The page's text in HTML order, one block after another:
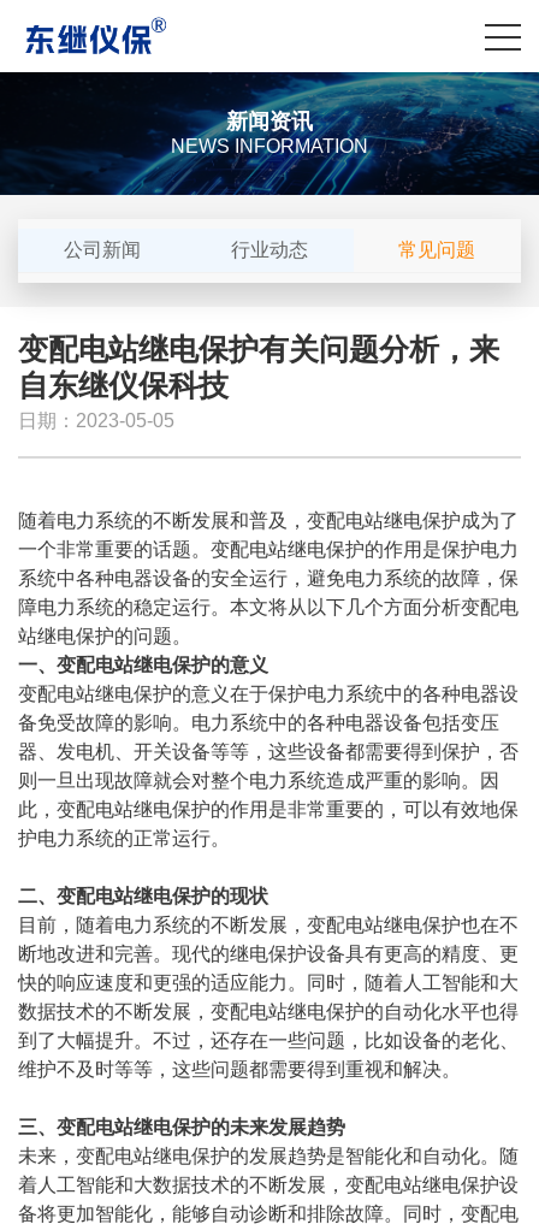
新闻资讯
NEWS INFORMATION
公司新闻 行业动态 常见问题
变配电站继电保护有关问题分析，来
自东继仪保科技
日期：2023-05-05
随着电力系统的不断发展和普及，变配电站继电保护成为了
一个非常重要的话题。变配电站继电保护的作用是保护电力
系统中各种电器设备的安全运行，避免电力系统的故障，保
障电力系统的稳定运行。本文将从以下几个方面分析变配电
站继电保护的问题。
一、变配电站继电保护的意义
变配电站继电保护的意义在于保护电力系统中的各种电器设
备免受故障的影响。电力系统中的各种电器设备包括变压
器、发电机、开关设备等等，这些设备都需要得到保护，否
则一旦出现故障就会对整个电力系统造成严重的影响。因
此，变配电站继电保护的作用是非常重要的，可以有效地保
护电力系统的正常运行。
二、变配电站继电保护的现状
目前，随着电力系统的不断发展，变配电站继电保护也在不
断地改进和完善。现代的继电保护设备具有更高的精度、更
快的响应速度和更强的适应能力。同时，随着人工智能和大
数据技术的不断发展，变配电站继电保护的自动化水平也得
到了大幅提升。不过，还存在一些问题，比如设备的老化、
维护不及时等等，这些问题都需要得到重视和解决。
三、变配电站继电保护的未来发展趋势
未来，变配电站继电保护的发展趋势是智能化和自动化。随
着人工智能和大数据技术的不断发展，变配电站继电保护设
备将更加智能化，能够自动诊断和排除故障。同时，变配电